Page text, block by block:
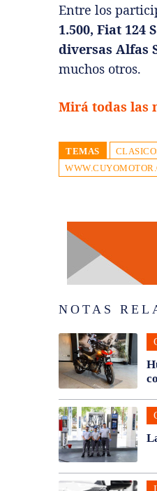
Entre los
1.500, Fiat 124
diversas Alfas
muchos otros.
Mirá todas las
TEMAS
NOTAS